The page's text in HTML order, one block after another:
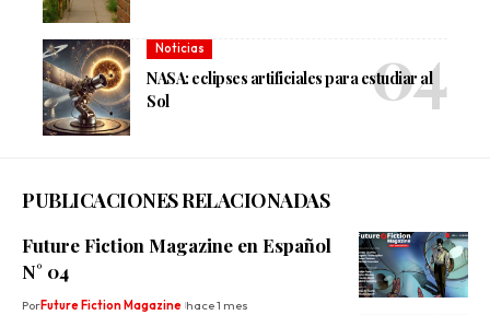
Noticias
NASA: eclipses artificiales para estudiar al
Sol
PUBLICACIONES RELACIONADAS
Future Fiction Magazine en Español
N° 04
PorFuture Fiction Magazine hace 1 mes